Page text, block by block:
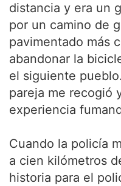
distancia y era un
por un camino de
pavimentado más
abandonar la
el siguiente
pareja me recogió
experiencia
Cuando la policía
a cien kilómetros
historia para el